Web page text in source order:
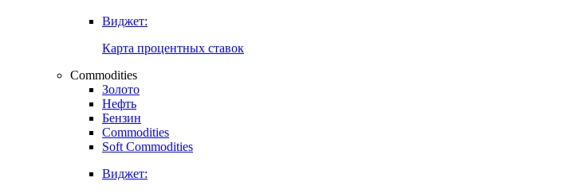
Виджет:
Карта процентных ставок
Commodities
Золото
Нефть
Бензин
Commodities
Soft Commodities
Виджет: